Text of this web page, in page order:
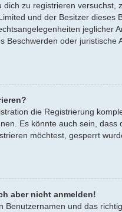
zu registrieren versuchst,
und der Besitzer dieses
jeglicher
Beschwerden oder juristische
die Registrierung
Es könnte auch sein, dass
möchtest, gesperrt
aber nicht anmelden!
Benutzernamen und das